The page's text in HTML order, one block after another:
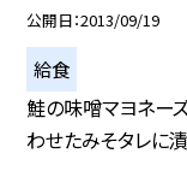
公開日 2013/09/19
給食
鮭の味噌マヨネー
わせたみそタレに